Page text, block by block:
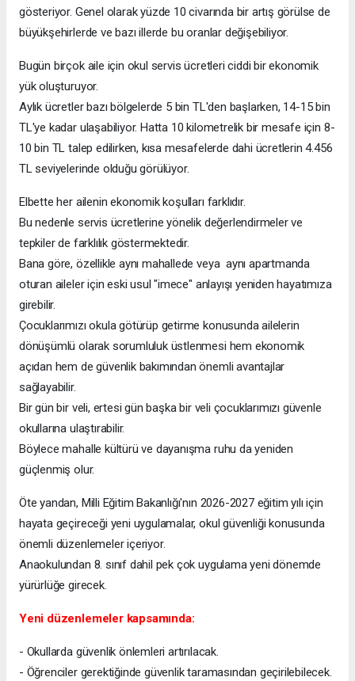
gösteriyor. Genel olarak yüzde 10 civarında bir artış görülse de
büyükşehirlerde ve bazı illerde bu oranlar değişebiliyor.
Bugün birçok aile için okul servis ücretleri ciddi bir ekonomik
yük oluşturuyor.
Aylık ücretler bazı bölgelerde 5 bin TL'den başlarken, 14-15 bin
TL'ye kadar ulaşabiliyor. Hatta 10 kilometrelik bir mesafe için 8-
10 bin TL talep edilirken, kısa mesafelerde dahi ücretlerin 4.456
TL seviyelerinde olduğu görülüyor.
Elbette her ailenin ekonomik koşulları farklıdır.
Bu nedenle servis ücretlerine yönelik değerlendirmeler ve
tepkiler de farklılık göstermektedir.
Bana göre, özellikle aynı mahallede veya aynı apartmanda
oturan aileler için eski usul "imece" anlayışı yeniden hayatımıza
girebilir.
Çocuklarımızı okula götürüp getirme konusunda ailelerin
dönüşümlü olarak sorumluluk üstlenmesi hem ekonomik
açıdan hem de güvenlik bakımından önemli avantajlar
sağlayabilir.
Bir gün bir veli, ertesi gün başka bir veli çocuklarımızı güvenle
okullarına ulaştırabilir.
Böylece mahalle kültürü ve dayanışma ruhu da yeniden
güçlenmiş olur.
Öte yandan, Milli Eğitim Bakanlığı'nın 2026-2027 eğitim yılı için
hayata geçireceği yeni uygulamalar, okul güvenliği konusunda
önemli düzenlemeler içeriyor.
Anaokulundan 8. sınıf dahil pek çok uygulama yeni dönemde
yürürlüğe girecek.
Yeni düzenlemeler kapsamında:
- Okullarda güvenlik önlemleri artırılacak.
- Öğrenciler gerektiğinde güvenlik taramasından geçirilebilecek.